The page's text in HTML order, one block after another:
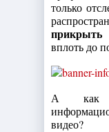
только
вплоть до
А как
видео?